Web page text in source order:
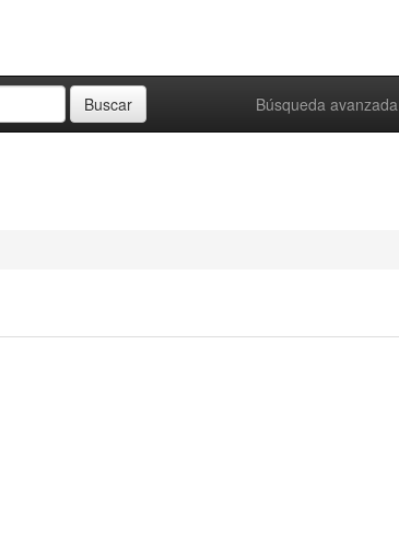
Búsqueda avanzada